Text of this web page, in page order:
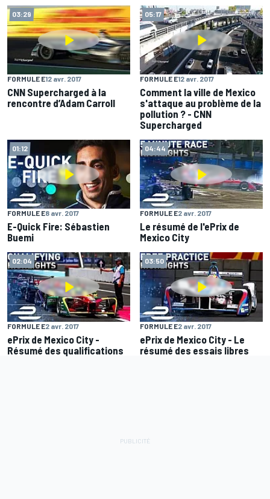
03:29
FORMULE E12 avr. 2017
CNN Supercharged à la
rencontre d’Adam Carroll
05:17
FORMULE E12 avr. 2017
Comment la ville de Mexico
s'attaque au problème de la
pollution ? - CNN
Supercharged
01:12
FORMULE E8 avr. 2017
E-Quick Fire: Sébastien
Buemi
04:44
FORMULE E2 avr. 2017
Le résumé de l'ePrix de
Mexico City
02:04
FORMULE E2 avr. 2017
ePrix de Mexico City -
Résumé des qualifications
03:50
FORMULE E2 avr. 2017
ePrix de Mexico City - Le
résumé des essais libres